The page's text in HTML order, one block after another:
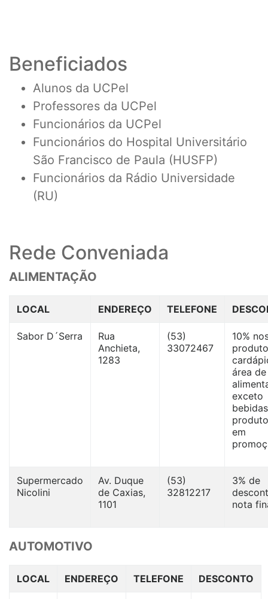
Beneficiados
Alunos da UCPel
Professores da UCPel
Funcionários da UCPel
Funcionários do Hospital Universitário
São Francisco de Paula (HUSFP)
Funcionários da Rádio Universidade
(RU)
Rede Conveniada
ALIMENTAÇÃO
LOCAL ENDEREÇO TELEFONE
Sabor D´Serra
Rua
Anchieta,
1283
(53)
33072467
10%
área de
exceto
em
Supermercado
Nicolini
Av. Duque
de Caxias,
1101
(53)
32812217
3% de
nota
AUTOMOTIVO
LOCAL ENDEREÇO TELEFONE DESCONTO